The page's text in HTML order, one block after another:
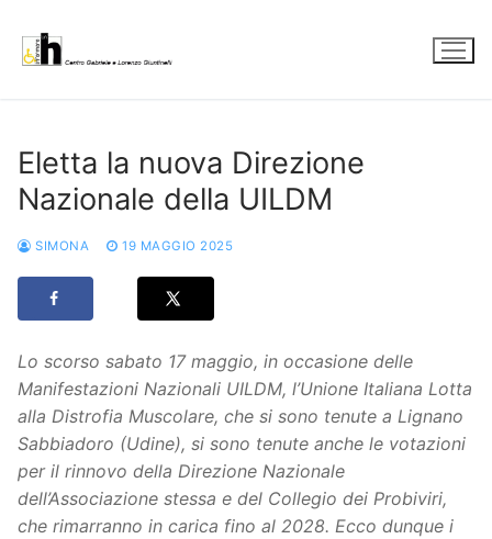
contenuto
Eletta la nuova Direzione
Nazionale della UILDM
SIMONA 19 MAGGIO 2025
Lo scorso sabato 17 maggio, in occasione delle
Manifestazioni Nazionali UILDM, l’Unione Italiana Lotta
alla Distrofia Muscolare, che si sono tenute a Lignano
Sabbiadoro (Udine), si sono tenute anche le votazioni
per il rinnovo della Direzione Nazionale
dell’Associazione stessa e del Collegio dei Probiviri,
che rimarranno in carica fino al 2028. Ecco dunque i